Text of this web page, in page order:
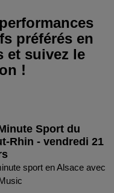
préférés en
et suivez le
!
Sport du
Rhin - vendredi 21
sport en Alsace avec